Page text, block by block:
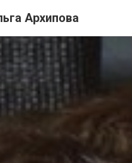
Архипова